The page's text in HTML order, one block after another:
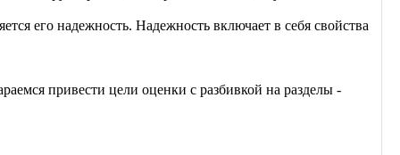
его надежность. Надежность включает в себя свойства
привести цели оценки с разбивкой на разделы -